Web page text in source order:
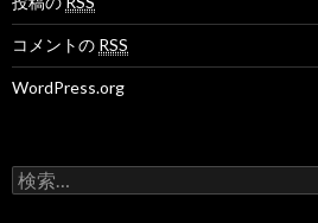
コメントの RSS
WordPress.org
検
索